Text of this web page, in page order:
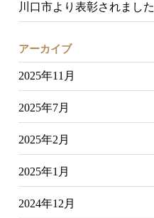
川口市より表彰されました
アーカイブ
2025年11月
2025年7月
2025年2月
2025年1月
2024年12月